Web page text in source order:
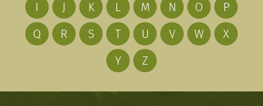
I
J K L M N O
P
Q
R S T U V W
X
Y
Z